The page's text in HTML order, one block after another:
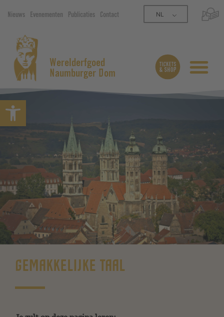
Open werkbalk
Nieuws Evenementen Publicaties Contact NL
Werelderfgoed
Naumburger Dom
GEMAKKELIJKE TAAL